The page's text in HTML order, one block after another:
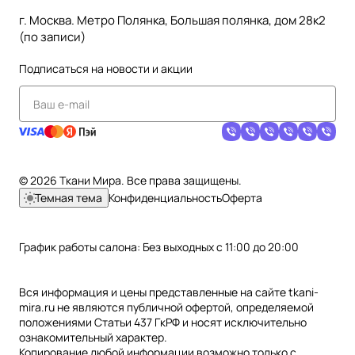
г. Москва. Метро Полянка, Большая полянка, дом 28к2
(по записи)
Подписаться на новости и акции
© 2026 Ткани Мира. Все права защищены.
Темная тема КонфиденциальностьОферта
График работы салона: Без выходных с 11:00 до 20:00
Вся информация и цены представленные на сайте tkani-
mira.ru не являются публичной офертой, определяемой
положениями Статьи 437 ГкРФ и носят исключительно
ознакомительный характер.